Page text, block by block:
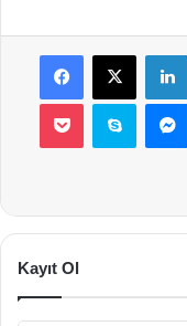
Facebook
X
Pocket Skype
Kayıt Ol